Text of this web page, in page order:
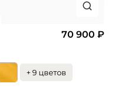
70 900 ₽
+ 9 цветов